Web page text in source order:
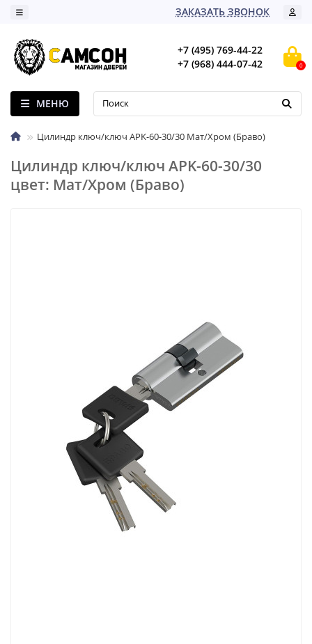
ЗАКАЗАТЬ ЗВОНОК
+7 (495) 769-44-22
+7 (968) 444-07-42
0
МЕНЮ
Цилиндр ключ/ключ AРK-60-30/30 Мат/Хром (Браво)
Цилиндр ключ/ключ AРK-60-30/30
цвет: Мат/Хром (Браво)